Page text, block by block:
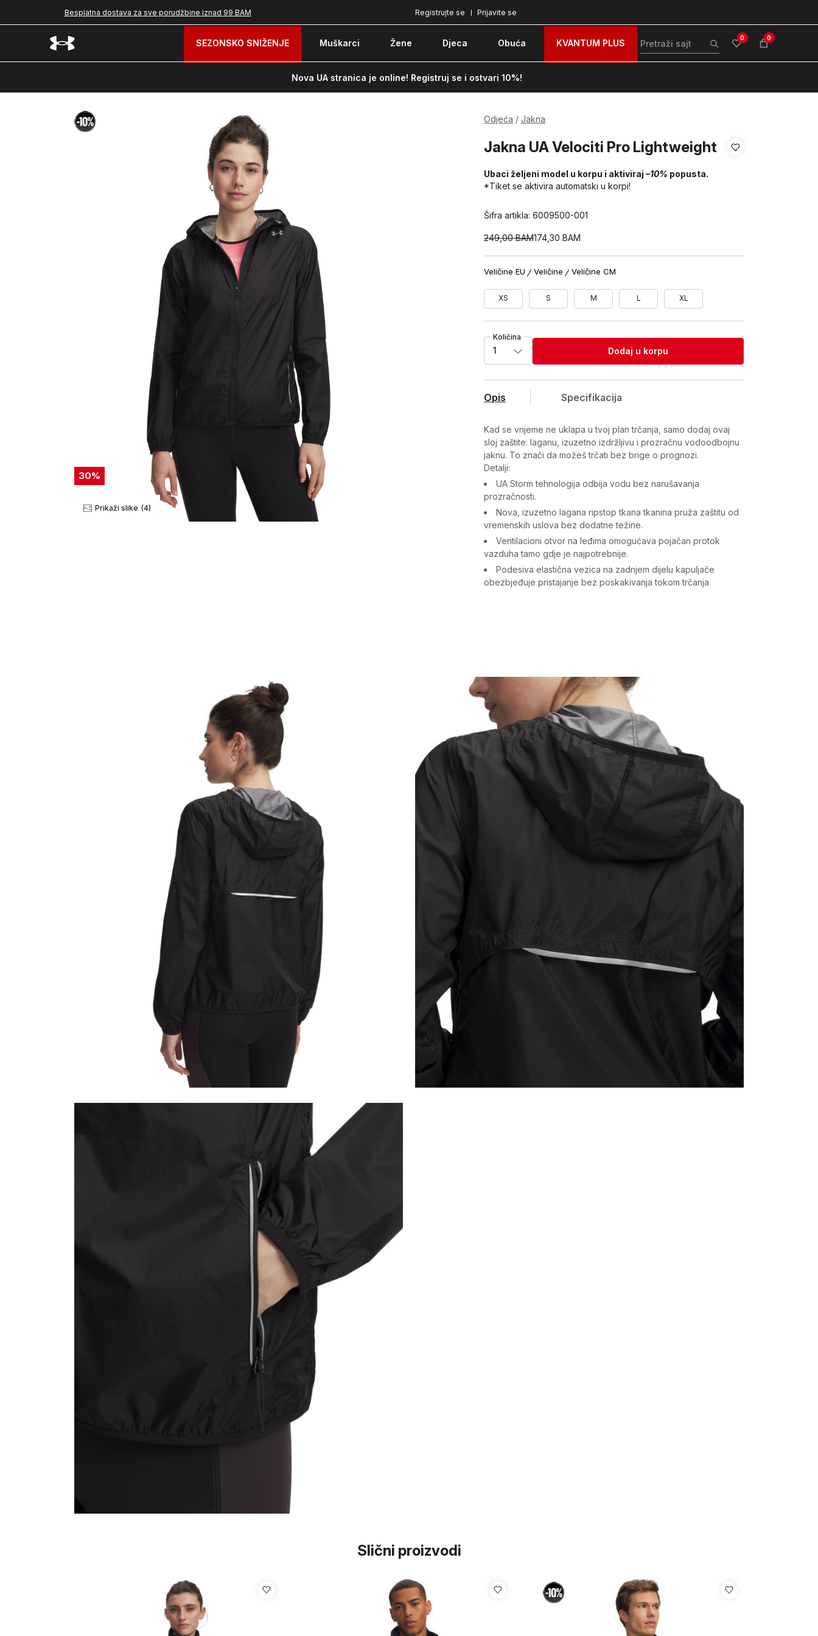
Besplatna dostava za sve porudžbine iznad 99 BAM Plaćanje karticom ili pouzećem Prijavite se
Registrujte se
SEZONSKO SNIŽENJE Muškarci Žene Djeca Obuća KVANTUM PLUS 0 0
Nova UA stranica je online! Registruj se i ostvari 10%!
30%
Prikaži slike (4)
Odjeća Jakna
Jakna UA Velociti Pro Lightweight
Ubaci željeni model u korpu i aktiviraj–10% popusta.
*Tiket se aktivira automatski u korpi!
Šifra artikla:6009500-001
249,00 BAM174,30BAM
Veličine EU Veličine Veličine CM
XS S M L XL
Količina
1 Dodaj u korpu
Opis Specifikacija
Kad se vrijeme ne uklapa u tvoj plan trčanja, samo dodaj ovaj
sloj zaštite: laganu, izuzetno izdržljivu i prozračnu vodoodbojnu
jaknu. To znači da možeš trčati bez brige o prognozi.
Detalji:
UA Storm tehnologija odbija vodu bez narušavanja
prozračnosti.
Nova, izuzetno lagana ripstop tkana tkanina pruža zaštitu od
vremenskih uslova bez dodatne težine.
Ventilacioni otvor na leđima omogućava pojačan protok
vazduha tamo gdje je najpotrebnije.
Podesiva elastična vezica na zadnjem dijelu kapuljače
obezbjeđuje pristajanje bez poskakivanja tokom trčanja
Namjena Trening
Uzrast Odrasli
Slični proizvodi